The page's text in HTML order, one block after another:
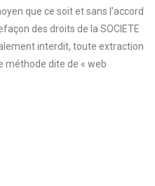
que ce soit et sans l’accord
des droits de la SOCIETE
interdit, toute extraction
méthode dite de « web